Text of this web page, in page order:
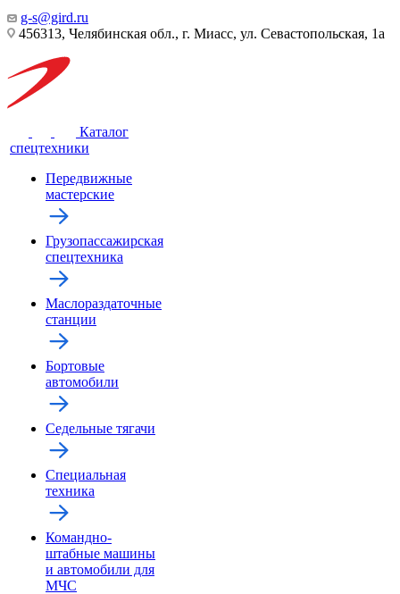
g-s@gird.ru
456313, Челябинская обл., г. Миасс, ул. Севастопольская, 1а
Каталог
спецтехники
Передвижные
мастерские
Грузопассажирская
спецтехника
Маслораздаточные
станции
Бортовые
автомобили
Седельные тягачи
Специальная
техника
Командно-
штабные машины
и автомобили для
МЧС